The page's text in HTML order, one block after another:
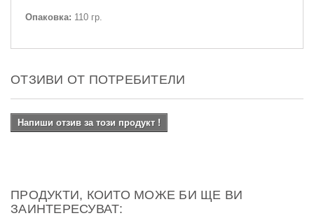
Опаковка: 110 гр.
ОТЗИВИ ОТ ПОТРЕБИТЕЛИ
Напиши отзив за този продукт !
ПРОДУКТИ, КОИТО МОЖЕ БИ ЩЕ ВИ
ЗАИНТЕРЕСУВАТ: